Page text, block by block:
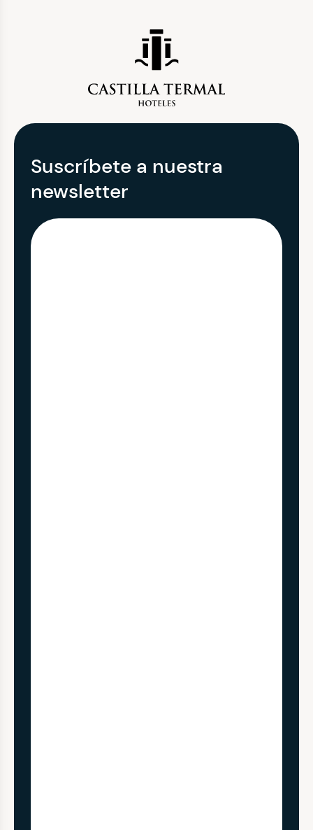
Suscríbete a nuestra
newsletter